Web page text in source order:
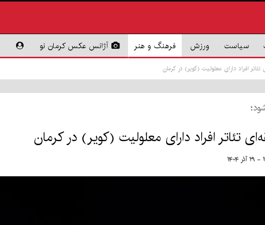
سیاست ورزش فرهنگ و هنر آژانس عکس کرمان نو
افراد دارای معلولیت (کویر) در کرمان
تئاتر افراد دارای معلولیت (کویر) در کرمان